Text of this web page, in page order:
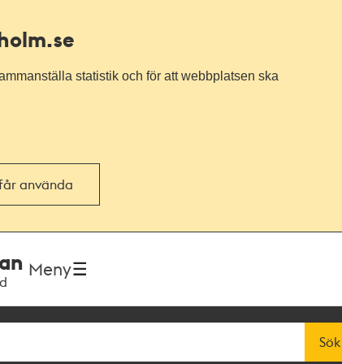
statistik och för att webbplatsen ska
använda
Meny
Sök